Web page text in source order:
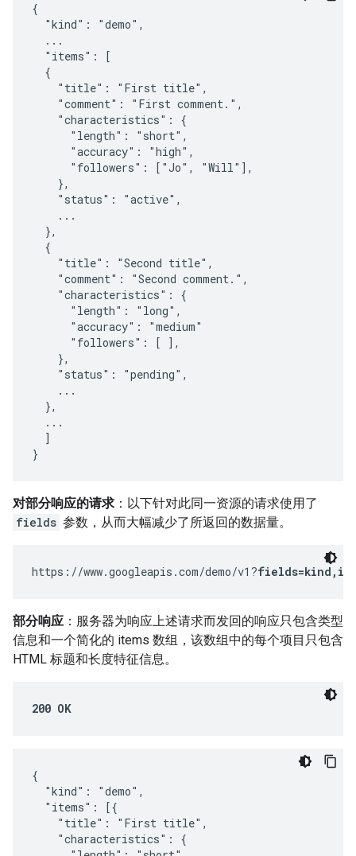
{
  "kind": "demo",
  ...
  "items": [
  {
    "title": "First title",
    "comment": "First comment.",
    "characteristics": {
      "length": "short",
      "accuracy": "high",
      "followers": ["Jo", "Will"],
    },
    "status": "active",
    ...
  },
  {
    "title": "Second title",
    "comment": "Second comment.",
    "characteristics": {
      "length": "long",
      "accuracy": "medium"
      "followers": [ ],
    },
    "status": "pending",
    ...
  },
  ...
  ]
}
对部分响应的请求 ：以下针对此同一资源的请求使用了
fields 参数，从而大幅减少了所返回的数据量。
https://www.googleapis.com/demo/v1?
部分响应 ：服务器为响应上述请求而发回的响应只包含类型
信息和一个简化的 items 数组，该数组中的每个项目只包含
HTML 标题和长度特征信息。
200 OK
{
  "kind": "demo",
  "items": [{
    "title": "First title",
    "characteristics": {